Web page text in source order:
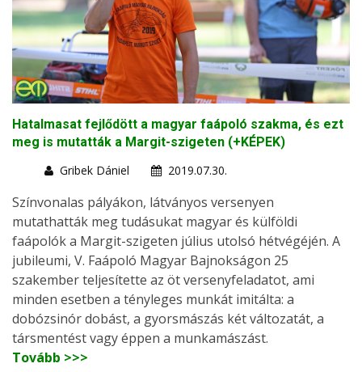
Hatalmasat fejlődött a magyar faápoló szakma, és ezt
meg is mutatták a Margit-szigeten (+KÉPEK)
Gribek Dániel
2019.07.30.
Színvonalas pályákon, látványos versenyen
mutathatták meg tudásukat magyar és külföldi
faápolók a Margit-szigeten július utolsó hétvégéjén. A
jubileumi, V. Faápoló Magyar Bajnokságon 25
szakember teljesítette az öt versenyfeladatot, ami
minden esetben a tényleges munkát imitálta: a
dobózsinór dobást, a gyorsmászás két változatát, a
társmentést vagy éppen a munkamászást.
Tovább >>>